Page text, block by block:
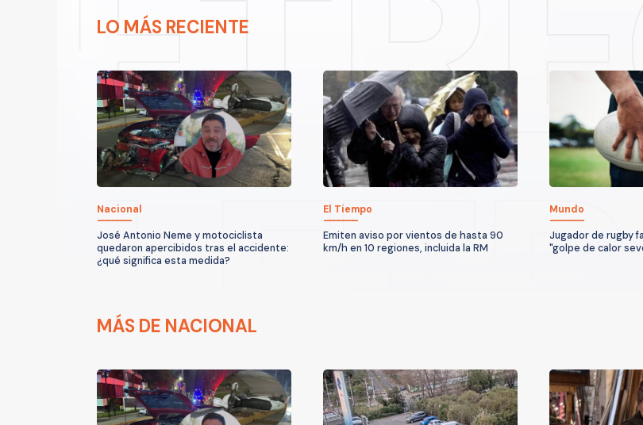
LO MÁS RECIENTE
Nacional
José Antonio Neme y motociclista
quedaron apercibidos tras el accidente:
¿qué significa esta medida?
El Tiempo
Emiten aviso por vientos de hasta 90
km/h en 10 regiones, incluida la RM
Mundo
Jugador de rugby
"golpe de calor
MÁS DE NACIONAL